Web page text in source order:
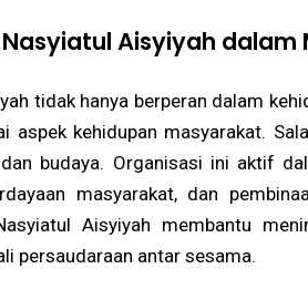
Aisyiyah dalam
tidak hanya berperan dalam
aspek kehidupan masyarakat.
budaya. Organisasi ini aktif
masyarakat, dan
Aisyiyah membantu
persaudaraan antar sesama.